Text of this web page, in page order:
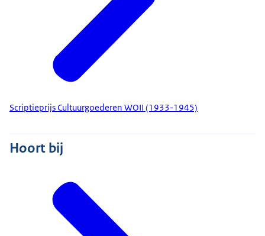
Scriptieprijs Cultuurgoederen WOII (1933-1945)
Hoort bij